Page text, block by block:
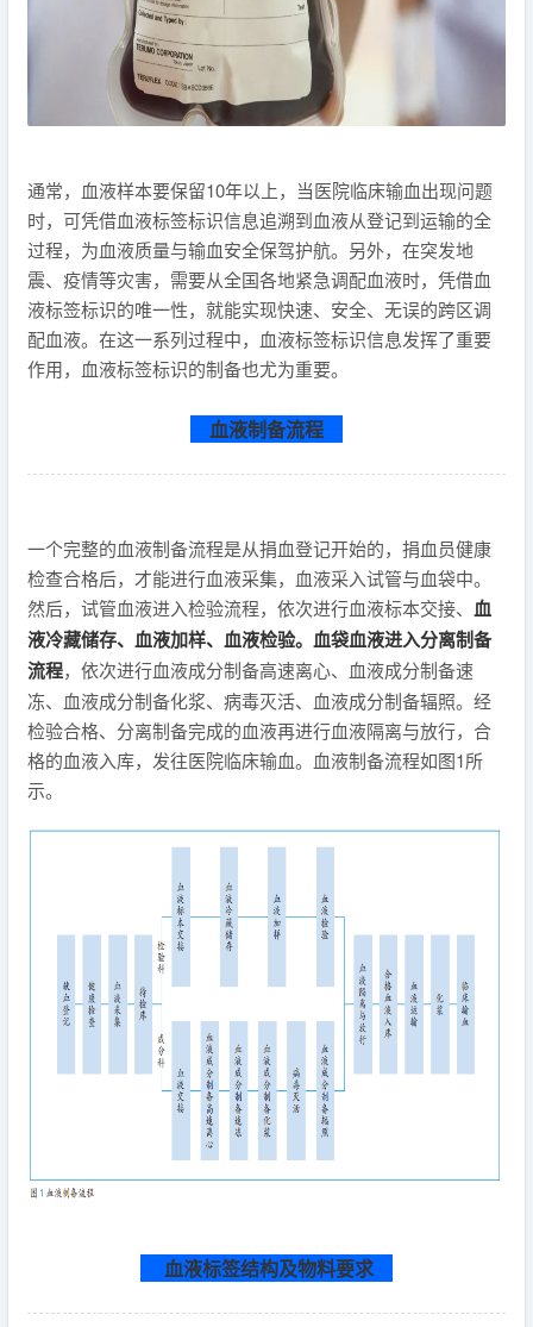
通常，血液样本要保留10年以上，当医院临床输血出现问题
时，可凭借血液标签标识信息追溯到血液从登记到运输的全
过程，为血液质量与输血安全保驾护航。另外，在突发地
震、疫情等灾害，需要从全国各地紧急调配血液时，凭借血
液标签标识的唯一性，就能实现快速、安全、无误的跨区调
配血液。在这一系列过程中，血液标签标识信息发挥了重要
作用，血液标签标识的制备也尤为重要。
血液制备流程
一个完整的血液制备流程是从捐血登记开始的，捐血员健康
检查合格后，才能进行血液采集，血液采入试管与血袋中。
然后，试管血液进入检验流程，依次进行血液标本交接、 血
液冷藏储存、血液加样、血液检验。血袋血液进入分离制备
流程，依次进行血液成分制备高速离心、血液成分制备速
冻、血液成分制备化浆、病毒灭活、血液成分制备辐照。经
检验合格、分离制备完成的血液再进行血液隔离与放行，合
格的血液入库，发往医院临床输血。血液制备流程如图1所
示。
血液标签结构及物料要求